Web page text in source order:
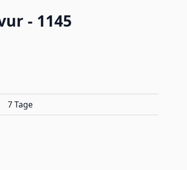
- 1145
7 Tage